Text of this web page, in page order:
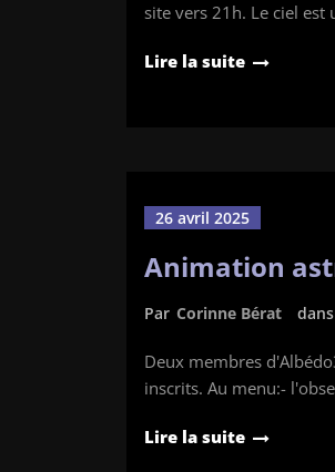
site vers 21h. Le ciel
Lire la suite
26 avril 2025
Animation
Par Corinne Bérat dans
Deux membres
inscrits. Au menu:-
Lire la suite